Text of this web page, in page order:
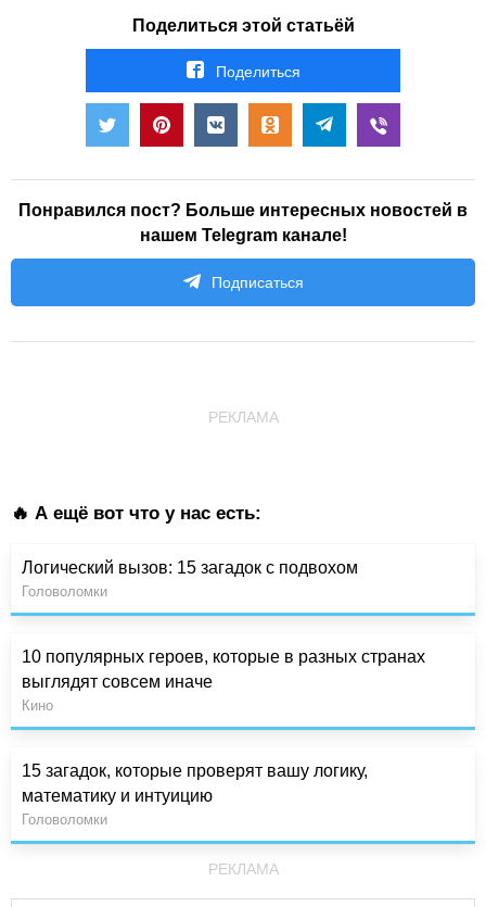
Поделиться этой статьёй
Поделиться
Понравился пост? Больше интересных новостей в
нашем Telegram канале!
Подписаться
РЕКЛАМА
🔥 А ещё вот что у нас есть:
Логический вызов: 15 загадок с подвохом
Головоломки
10 популярных героев, которые в разных странах
выглядят совсем иначе
Кино
15 загадок, которые проверят вашу логику,
математику и интуицию
Головоломки
РЕКЛАМА